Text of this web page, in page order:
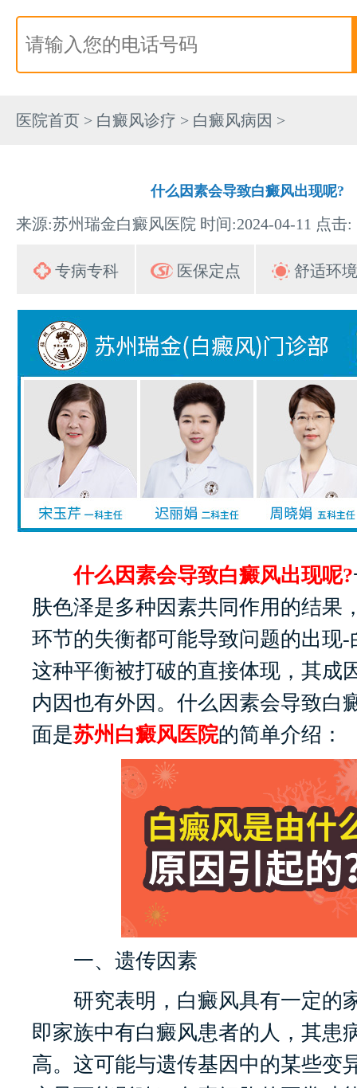
医院首页 > 白癜风诊疗 > 白癜风病因 >
什么因素会导致白癜风出现呢?
来源:苏州瑞金白癜风医院 时间:2024-04-11 点击:
专病专科 医保定点 舒适环境
什么因素会导致白癜风出现呢?
肤色泽是多种因素共同作用的结果
环节的失衡都可能导致问题的出现-
这种平衡被打破的直接体现，其成
内因也有外因。什么因素会导致白
面是苏州白癜风医院的简单介绍：
一、遗传因素
研究表明，白癜风具有一定的
即家族中有白癜风患者的人，其患
高。这可能与遗传基因中的某些变